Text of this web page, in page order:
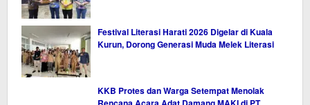
Festival Literasi Harati 2026 Digelar di Kuala
Kurun, Dorong Generasi Muda Melek Literasi
KKB Protes dan Warga Setempat Menolak